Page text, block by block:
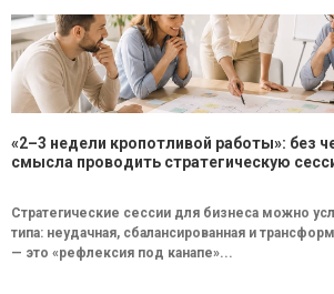
«2–3 недели кропотливой работы»: без
смысла проводить стратегическую
Стратегические сессии для бизнеса можно
типа: неудачная, сбалансированная и
— это «рефлексия под канапе»...